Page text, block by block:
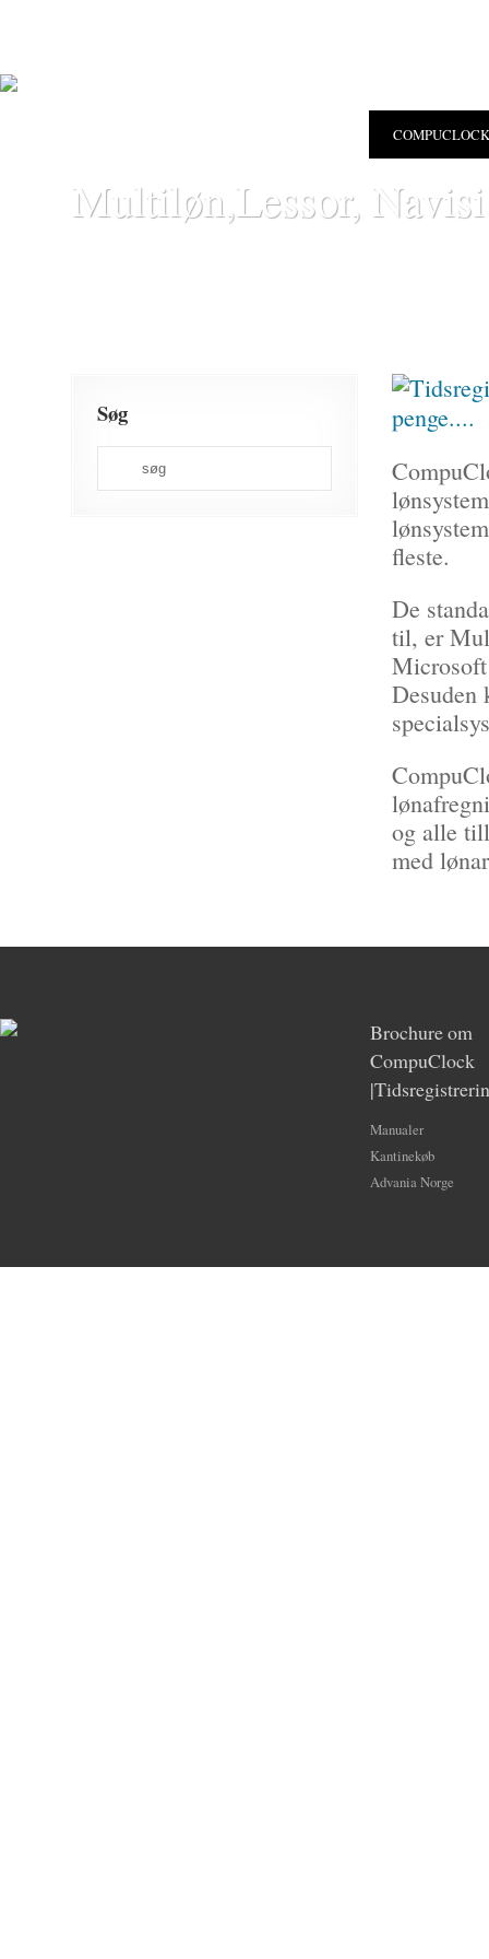
COMPUCLOCK
Multiløn,Lessor,
Søg
fleste.
De
til, er
Desuden
og alle
med
Brochure om
CompuClock
Manualer
Kantinekøb
Advania Norge